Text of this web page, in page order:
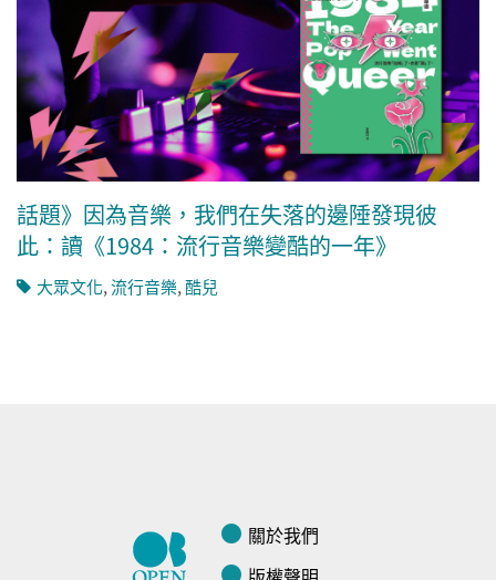
話題》因為音樂，我們在失落的邊陲發現彼
此：讀《1984：流行音樂變酷的一年》
大眾文化,流行音樂,酷兒
關於我們